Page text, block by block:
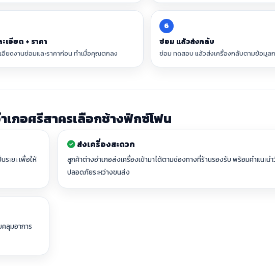
เอียด + ราคา
อียดงานซ่อมและราคาก่อน ทำเมื่อคุณตกลง
6
ซ่อม แล้วส่งกลับ
ซ่อม ทดสอบ แล้วส่งเครื่องกลับตามข้อมูล
เภอศรีสาครเลือกช้างฟิกซ์โฟน
ะยะ เพื่อให้
ส่งเครื่องสะดวก
ลูกค้าต่างอำเภอส่งเครื่องเข้ามาได้ตามช่องทางที่ร้านรองรับ พร้อมคำแนะน
ปลอดภัยระหว่างขนส่ง
ลุมอาการ